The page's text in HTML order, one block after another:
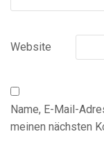
Website
Name, E-Mail-
meinen nächsten